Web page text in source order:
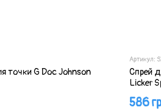
точки G Doc Johnson
Артикул:
Спрей
Licker
586